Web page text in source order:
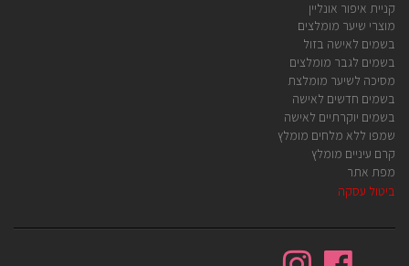
קניית איפור אונליין
מוצרי שיער מומלצים
בשמים לאישה בזול
בשמים לגבר מומלצים
מסיכה לשיער מומלצת
בשמים חדשים לאישה
בשמים יוקרתיים לאישה
שמפו ללא מלחים מומלץ
קרם עיניים מומלץ
מפת אתר
ביטול עסקה